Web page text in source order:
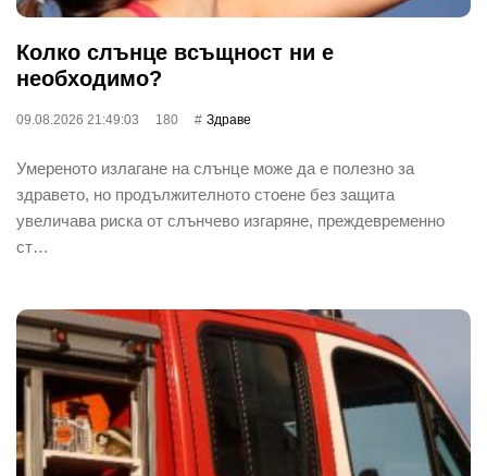
Колко слънце всъщност ни е
необходимо?
09.08.2026 21:49:03 180 Здраве
Умереното излагане на слънце може да е полезно за
здравето, но продължителното стоене без защита
увеличава риска от слънчево изгаряне, преждевременно
ст…